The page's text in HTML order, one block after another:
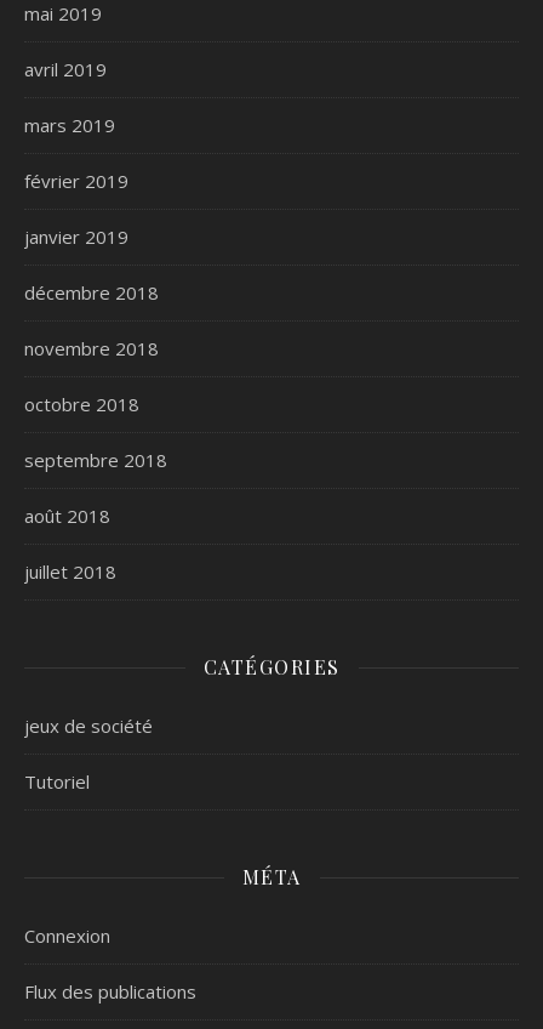
mai 2019
avril 2019
mars 2019
février 2019
janvier 2019
décembre 2018
novembre 2018
octobre 2018
septembre 2018
août 2018
juillet 2018
CATÉGORIES
jeux de société
Tutoriel
MÉTA
Connexion
Flux des publications